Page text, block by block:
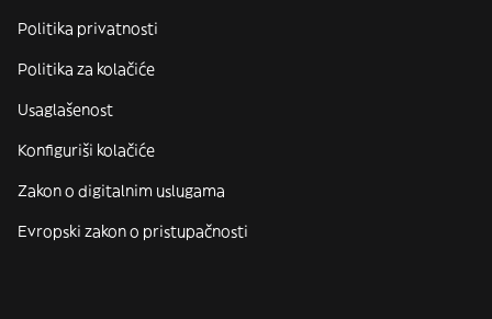
Politika privatnosti
Politika za kolačiće
Usaglašenost
Konfiguriši kolačiće
Zakon o digitalnim uslugama
Evropski zakon o pristupačnosti